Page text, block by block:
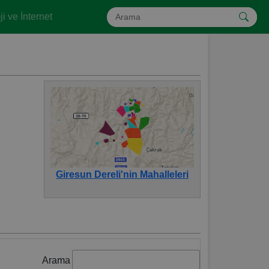
ve İnternet
Giresun Dereli'nin Mahalleleri
Arama